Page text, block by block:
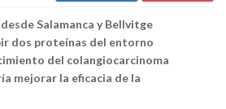
Salamanca y Bellvitge
dos proteínas del entorno
del colangiocarcinoma
mejorar la eficacia de la